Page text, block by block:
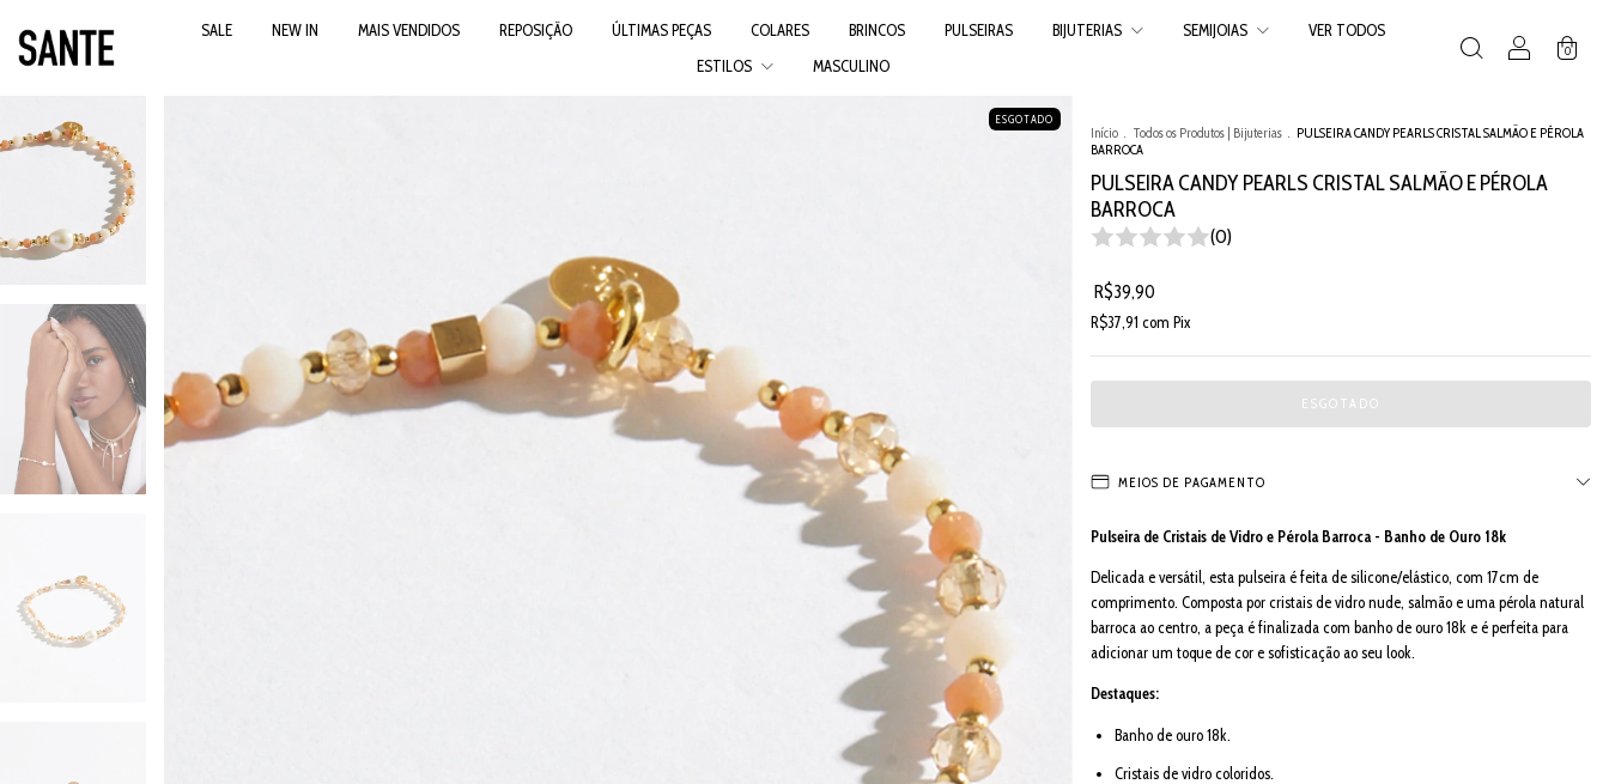
SALE NEW IN MAIS VENDIDOS REPOSIÇÃO ÚLTIMAS PEÇAS COLARES BRINCOS PULSEIRAS BIJUTERIAS SEMIJOIAS
VER TODOS
ESTILOS
MASCULINO
0
ESGOTADO
Início . Todos os Produtos | Bijuterias . PULSEIRA CANDY PEARLS CRISTAL SALMÃO E PÉROLA
BARROCA
PULSEIRA CANDY PEARLS CRISTAL SALMÃO E PÉROLA
BARROCA
(0)
R$39,90
R$37,91 com Pix
MEIOS DE PAGAMENTO
Pulseira de Cristais de Vidro e Pérola Barroca - Banho de Ouro 18k
Delicada e versátil, esta pulseira é feita de silicone/elástico, com 17cm de
comprimento. Composta por cristais de vidro nude, salmão e uma pérola natural
barroca ao centro, a peça é finalizada com banho de ouro 18k e é perfeita para
adicionar um toque de cor e sofisticação ao seu look.
Destaques:
Banho de ouro 18k.
Cristais de vidro coloridos.